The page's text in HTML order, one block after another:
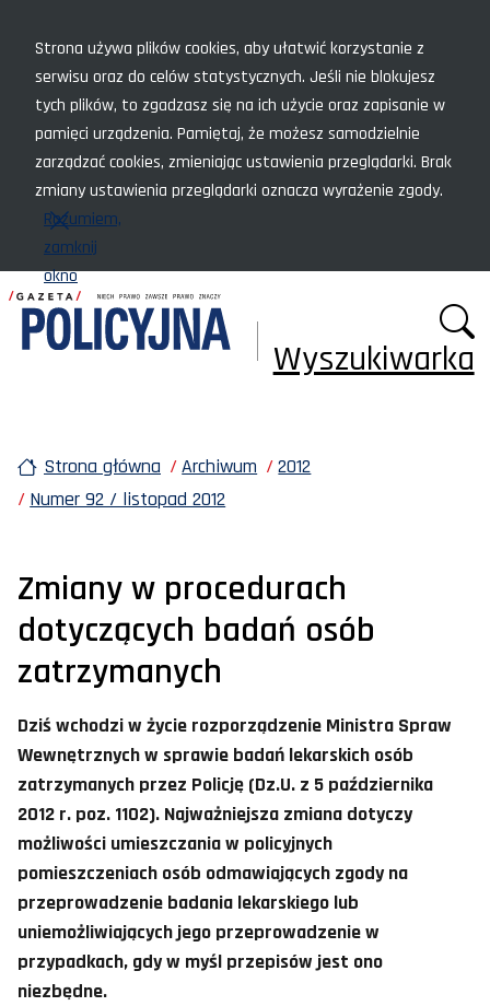
Strona używa plików cookies, aby ułatwić korzystanie z
serwisu oraz do celów statystycznych. Jeśli nie blokujesz
tych plików, to zgadzasz się na ich użycie oraz zapisanie w
pamięci urządzenia. Pamiętaj, że możesz samodzielnie
zarządzać cookies, zmieniając ustawienia przeglądarki. Brak
zmiany ustawienia przeglądarki oznacza wyrażenie zgody.
Rozumiem,
zamknij
okno
Wyszukiwarka
Strona główna Archiwum
2012
Numer 92 / listopad 2012
Zmiany w procedurach
dotyczących badań osób
zatrzymanych
Dziś wchodzi w życie rozporządzenie Ministra Spraw
Wewnętrznych w sprawie badań lekarskich osób
zatrzymanych przez Policję (Dz.U. z 5 października
2012 r. poz. 1102). Najważniejsza zmiana dotyczy
możliwości umieszczania w policyjnych
pomieszczeniach osób odmawiających zgody na
przeprowadzenie badania lekarskiego lub
uniemożliwiających jego przeprowadzenie w
przypadkach, gdy w myśl przepisów jest ono
niezbędne.